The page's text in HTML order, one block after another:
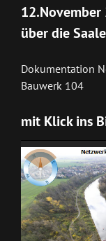
über die Saale
Dokumentation
Bauwerk 104
mit Klick ins